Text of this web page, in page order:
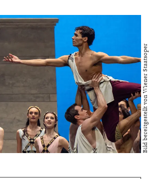
Bild bereitgestellt von Wiener Staatsoper